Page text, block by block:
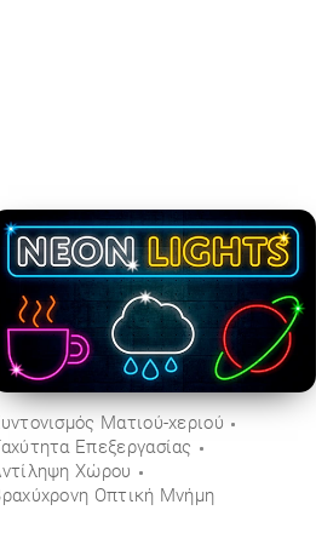
Ματιού-χεριού
Επεξεργασίας
Χώρου
Οπτική Μνήμη